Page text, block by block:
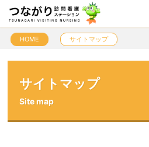
HOME サイトマップ
サイトマップ
Site map